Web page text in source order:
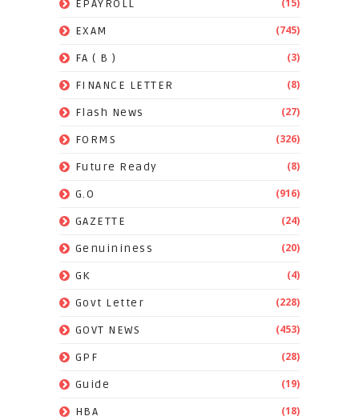
EPAYROLL (15)
EXAM (745)
FA ( B ) (3)
FINANCE LETTER (8)
Flash News (27)
FORMS (326)
Future Ready (8)
G.O (916)
GAZETTE (24)
Genuininess (20)
GK (4)
Govt Letter (228)
GOVT NEWS (453)
GPF (28)
Guide (19)
HBA (18)